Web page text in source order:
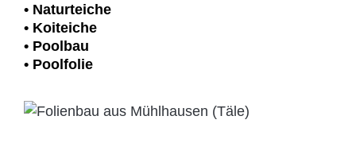
• Naturteiche
• Koiteiche
• Poolbau
• Poolfolie